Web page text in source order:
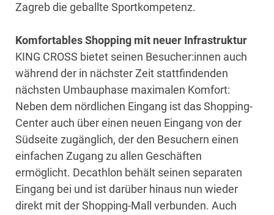
Zagreb die geballte Sportkompetenz.
Komfortables Shopping mit neuer Infrastruktur
KING CROSS bietet seinen Besucher:innen auch
während der in nächster Zeit stattfindenden
nächsten Umbauphase maximalen Komfort:
Neben dem nördlichen Eingang ist das Shopping-
Center auch über einen neuen Eingang von der
Südseite zugänglich, der den Besuchern einen
einfachen Zugang zu allen Geschäften
ermöglicht. Decathlon behält seinen separaten
Eingang bei und ist darüber hinaus nun wieder
direkt mit der Shopping-Mall verbunden. Auch